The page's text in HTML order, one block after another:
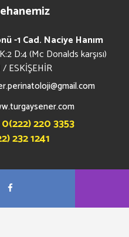
-1 Cad. Naciye Hanım
D:4 (Mc Donalds karşısı)
ESKİŞEHİR
0(222) 220 3353
232 1241